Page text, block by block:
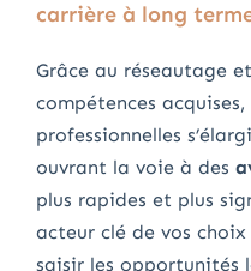
carrière à long
Grâce au réseautage
compétences
professionnelles
ouvrant la voie à des
plus rapides et plus
acteur clé de vos
saisir les opportunités